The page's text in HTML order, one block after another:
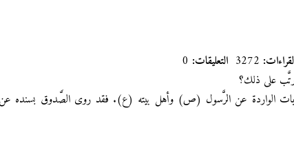
التعليقات:
على ذلك؟
الواردة عن الرَّسول (ص) وأهل بيته (ع). فقد روى الصَّدوق بسنده